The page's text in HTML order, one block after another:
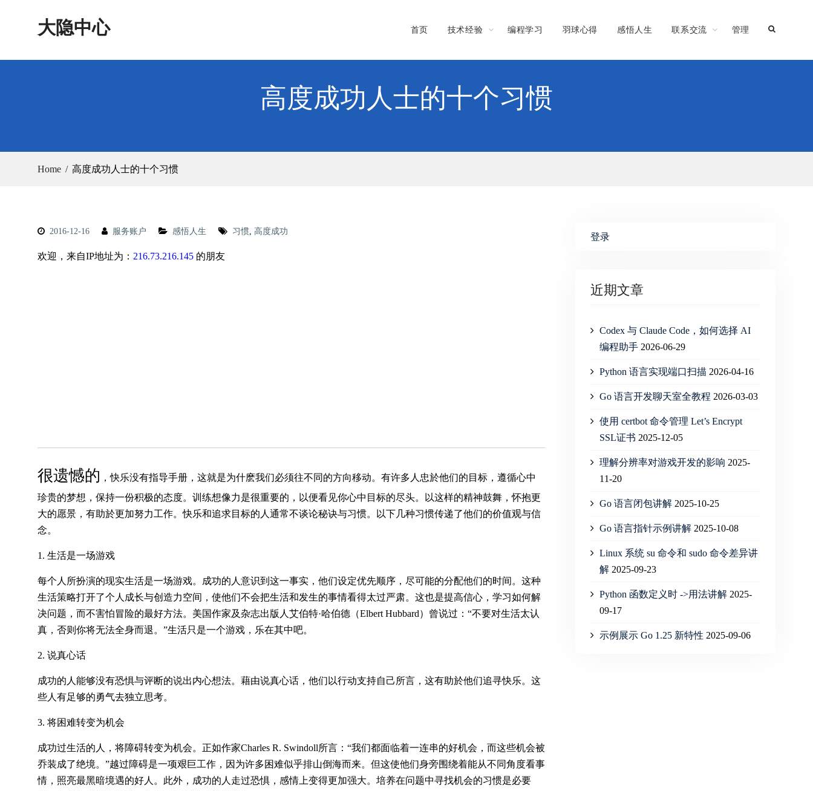
大隐中心 首页 技术经验 编程学习 羽球心得 感悟人生 联系交流 管理
高度成功人士的十个习惯
Home 高度成功人士的十个习惯
2016-12-16 服务账户 感悟人生 习惯, 高度成功
欢迎，来自IP地址为： 216.73.216.145 的朋友
很遗憾的 ，快乐没有指导手册，这就是为什麽我们必须往不同的方向移动。有许多人忠於他们的目标，遵循心中
珍贵的梦想，保持一份积极的态度。训练想像力是很重要的，以便看见你心中目标的尽头。以这样的精神鼓舞，怀抱更
大的愿景，有助於更加努力工作。快乐和追求目标的人通常不谈论秘诀与习惯。以下几种习惯传递了他们的价值观与信
念。
1. 生活是一场游戏
每个人所扮演的现实生活是一场游戏。成功的人意识到这一事实，他们设定优先顺序，尽可能的分配他们的时间。这种
生活策略打开了个人成长与创造力空间，使他们不会把生活和发生的事情看得太过严肃。这也是提高信心，学习如何解
决问题，而不害怕冒险的最好方法。美国作家及杂志出版人艾伯特·哈伯德（Elbert Hubbard）曾说过：‌‌“不要对生活太认
真，否则你将无法全身而退。‌‌”生活只是一个游戏，乐在其中吧。
2. 说真心话
成功的人能够没有恐惧与评断的说出内心想法。藉由说真心话，他们以行动支持自己所言，这有助於他们追寻快乐。这
些人有足够的勇气去独立思考。
3. 将困难转变为机会
成功过生活的人，将障碍转变为机会。正如作家Charles R. Swindoll所言：‌‌“我们都面临着一连串的好机会，而这些机会被
乔装成了绝境。‌‌”越过障碍是一项艰巨工作，因为许多困难似乎排山倒海而来。但这使他们身旁围绕着能从不同角度看事
情，照亮最黑暗境遇的好人。此外，成功的人走过恐惧，感情上变得更加强大。培养在问题中寻找机会的习惯是必要
登录
近期文章
Codex 与 Claude Code，如何选择 AI
编程助手 2026-06-29
Python 语言实现端口扫描 2026-04-16
Go 语言开发聊天室全教程 2026-03-03
使用 certbot 命令管理 Let’s Encrypt
SSL证书 2025-12-05
理解分辨率对游戏开发的影响 2025-
11-20
Go 语言闭包讲解 2025-10-25
Go 语言指针示例讲解 2025-10-08
Linux 系统 su 命令和 sudo 命令差异讲
解 2025-09-23
Python 函数定义时 ->用法讲解 2025-
09-17
示例展示 Go 1.25 新特性 2025-09-06